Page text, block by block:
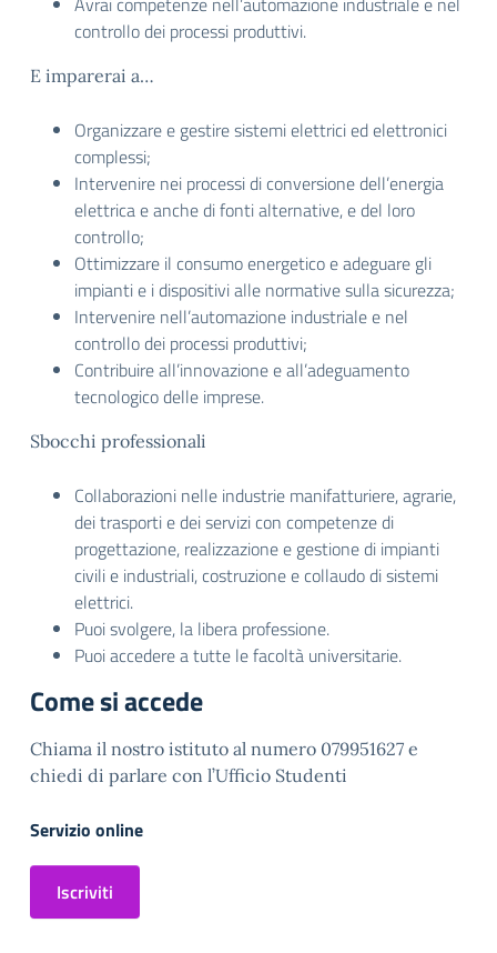
controllo dei processi produttivi.
E imparerai a…
Organizzare e gestire sistemi elettrici ed elettronici
complessi;
Intervenire nei processi di conversione dell’energia
elettrica e anche di fonti alternative, e del loro
controllo;
Ottimizzare il consumo energetico e adeguare gli
impianti e i dispositivi alle normative sulla sicurezza;
Intervenire nell’automazione industriale e nel
controllo dei processi produttivi;
Contribuire all’innovazione e all’adeguamento
tecnologico delle imprese.
Sbocchi professionali
Collaborazioni nelle industrie manifatturiere, agrarie,
dei trasporti e dei servizi con competenze di
progettazione, realizzazione e gestione di impianti
civili e industriali, costruzione e collaudo di sistemi
elettrici.
Puoi svolgere, la libera professione.
Puoi accedere a tutte le facoltà universitarie.
Come si accede
Chiama il nostro istituto al numero 079951627 e
chiedi di parlare con l’Ufficio Studenti
Servizio online
Iscriviti